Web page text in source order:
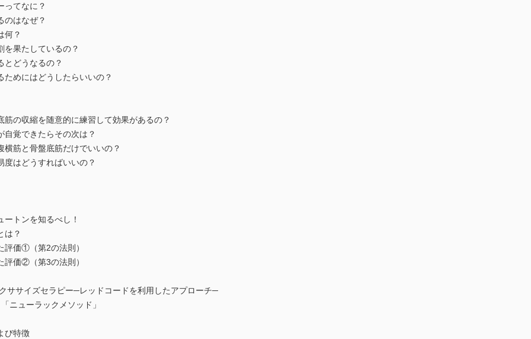
てなに？
はなぜ？
何？
果たしているの？
どうなるの？
めにはどうしたらいいの？
の収縮を随意的に練習して効果があるの？
覚できたらその次は？
筋と骨盤底筋だけでいいの？
はどうすればいいの？
トンを知るべし！
は？
価①（第2の法則）
価②（第3の法則）
イズセラピー─レッドコードを利用したアプローチ─
ニューラックメソッド」
び特徴